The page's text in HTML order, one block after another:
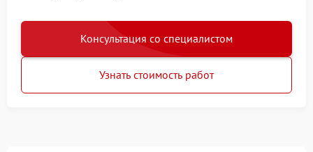
Консультация со специалистом
Узнать стоимость работ